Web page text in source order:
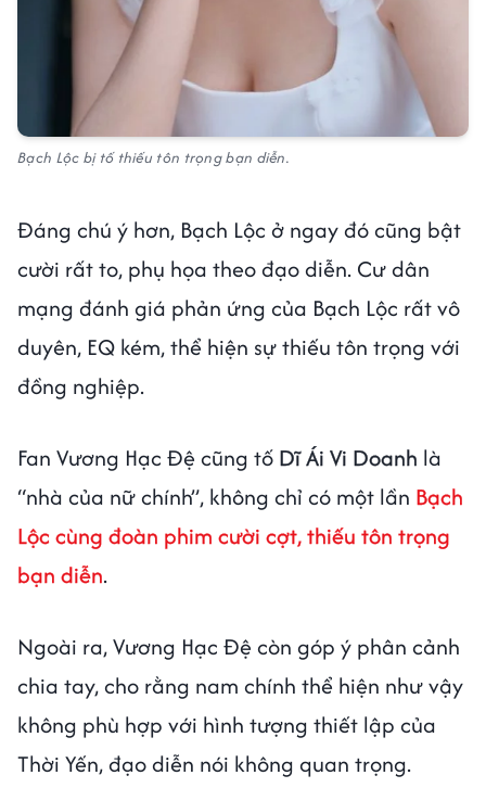
Bạch Lộc bị tố thiếu tôn trọng bạn diễn.
Đáng chú ý hơn, Bạch Lộc ở ngay đó cũng bật
cười rất to, phụ họa theo đạo diễn. Cư dân
mạng đánh giá phản ứng của Bạch Lộc rất vô
duyên, EQ kém, thể hiện sự thiếu tôn trọng với
đồng nghiệp.
Fan Vương Hạc Đệ cũng tố Dĩ Ái Vi Doanh là
“nhà của nữ chính”, không chỉ có một lần Bạch
Lộc cùng đoàn phim cười cợt, thiếu tôn trọng
bạn diễn.
Ngoài ra, Vương Hạc Đệ còn góp ý phân cảnh
chia tay, cho rằng nam chính thể hiện như vậy
không phù hợp với hình tượng thiết lập của
Thời Yến, đạo diễn nói không quan trọng.